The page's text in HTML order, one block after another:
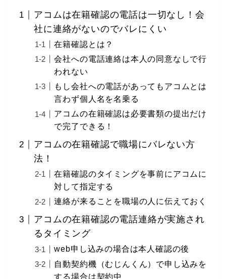
アコムは在籍確認の電話は一切なし！会
社に連絡がないのでバレにくい
在籍確認とは？
会社への電話連絡は本人の同意なしで行
われない
もし会社への電話があってもアコムとは
言わず個人名を名乗る
アコムの在籍確認は必要書類の提出だけ
で完了できる！
アコムの在籍確認で職場にバレない方
法！
在籍確認のタイミングを事前にアコムに
対して指定する
連絡が来ることを職場の人に伝えておく
アコムの在籍確認の電話連絡が実施され
るタイミング
web申し込みの場合は本人確認の後
自動契約機（むじんくん）で申し込みを
する場合は契約中